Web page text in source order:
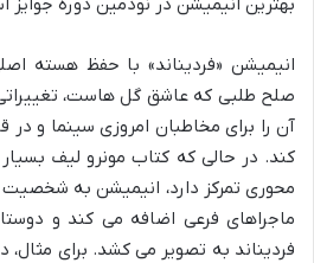
بهترین انیمیشن در نودمین دوره جوایز
انیمیشن «فردیناند» با حفظ هسته
صلح طلبی که عاشق گل هاست، تغییراتی
آن را برای مخاطبان امروزی سینما و
کند. در حالی که کتاب مونرو لیف
محوری تمرکز دارد، انیمیشن به
ماجراهای فرعی اضافه می کند و
فردیناند به تصویر می کشد. برای مثال،